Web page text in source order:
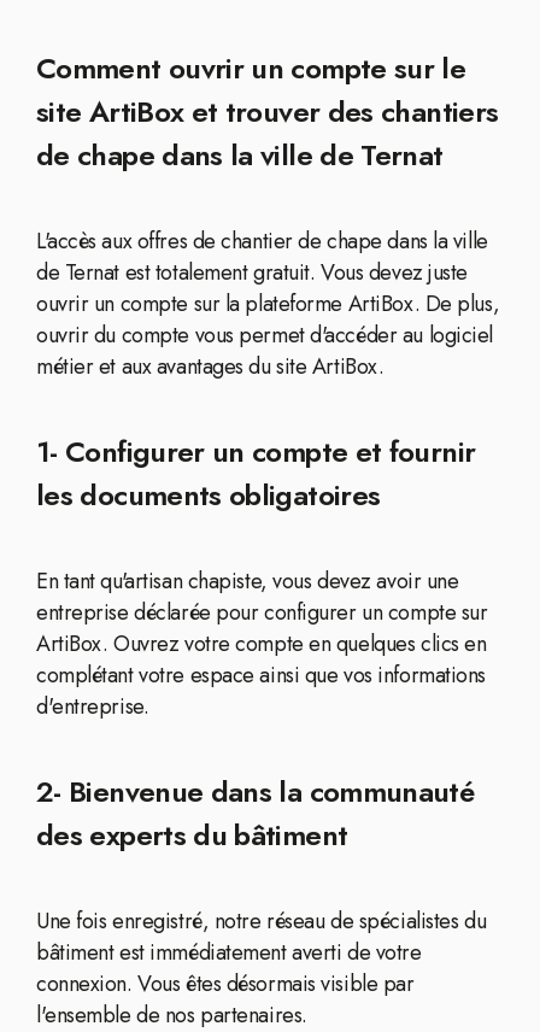
Comment ouvrir un compte sur le
site ArtiBox et trouver des chantiers
de chape dans la ville de Ternat
L'accès aux offres de chantier de chape dans la ville
de Ternat est totalement gratuit. Vous devez juste
ouvrir un compte sur la plateforme ArtiBox. De plus,
ouvrir du compte vous permet d'accéder au logiciel
métier et aux avantages du site ArtiBox.
1- Configurer un compte et fournir
les documents obligatoires
En tant qu'artisan chapiste, vous devez avoir une
entreprise déclarée pour configurer un compte sur
ArtiBox. Ouvrez votre compte en quelques clics en
complétant votre espace ainsi que vos informations
d'entreprise.
2- Bienvenue dans la communauté
des experts du bâtiment
Une fois enregistré, notre réseau de spécialistes du
bâtiment est immédiatement averti de votre
connexion. Vous êtes désormais visible par
l'ensemble de nos partenaires.